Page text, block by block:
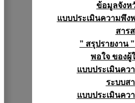
ข้อมูลจังห
แบบประเมินความพึง
สาร
” สรุปรายงาน
พอใจ ของผู้
แบบประเมินคว
ระบบส
แบบประเมินคว